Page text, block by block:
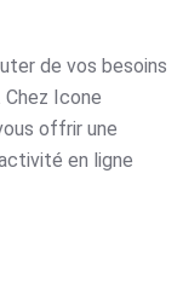
de vos besoins
Icone
offrir une
en ligne